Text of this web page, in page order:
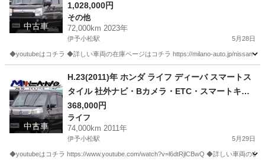
中古車
☆車検付き・整備渡・1年保証付☆
1,028,000円
その他
72,000km 2023年
伊予小松駅 5月28日
◆youtubeはコチラ ◆詳しい車両の在庫ページはコチラ https://milano-auto.jp/nissan-
その他
中古車
H.23(2011)年 ホンダ ライフ ディーバ スマートス
タイル 社外ナビ・Bカメラ・ETC・スマートキー
ブラック☆車検付き・整備渡・1年保証付☆
368,000円
ライフ
74,000km 2011年
伊予小松駅 5月29日
◆youtubeはコチラ https://www.youtube.com/watch?v=l6dtRjlCBwQ ◆詳しい車両の在